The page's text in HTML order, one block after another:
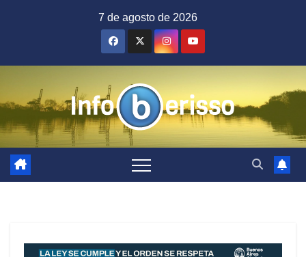
7 de agosto de 2026